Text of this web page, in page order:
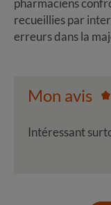
pharmaciens
recueillies par
erreurs dans la
Mon avis
Intéressant